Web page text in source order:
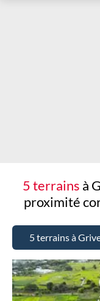
5 terrains à
proximité
5 terrains à